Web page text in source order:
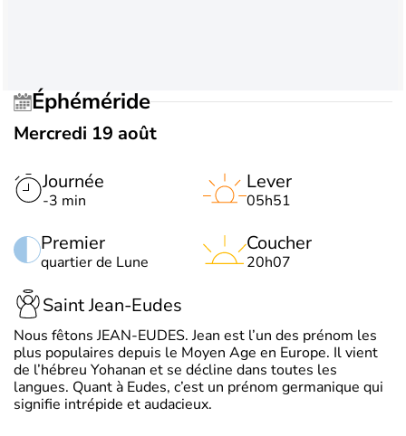
Éphéméride
Mercredi 19 août
Journée
-3 min
Premier
quartier de Lune
Lever
05h51
Coucher
20h07
Saint Jean-Eudes
Nous fêtons JEAN-EUDES. Jean est l’un des prénom les
plus populaires depuis le Moyen Age en Europe. Il vient
de l’hébreu Yohanan et se décline dans toutes les
langues. Quant à Eudes, c’est un prénom germanique qui
signifie intrépide et audacieux.